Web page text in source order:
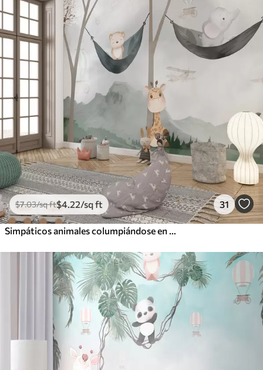
$7.03/sq ft$4 .22/sq ft 31